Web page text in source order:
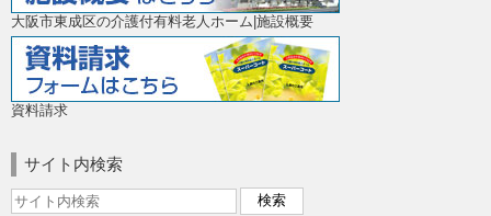
大阪市東成区の介護付有料老人ホーム|施設概要
資料請求
サイト内検索